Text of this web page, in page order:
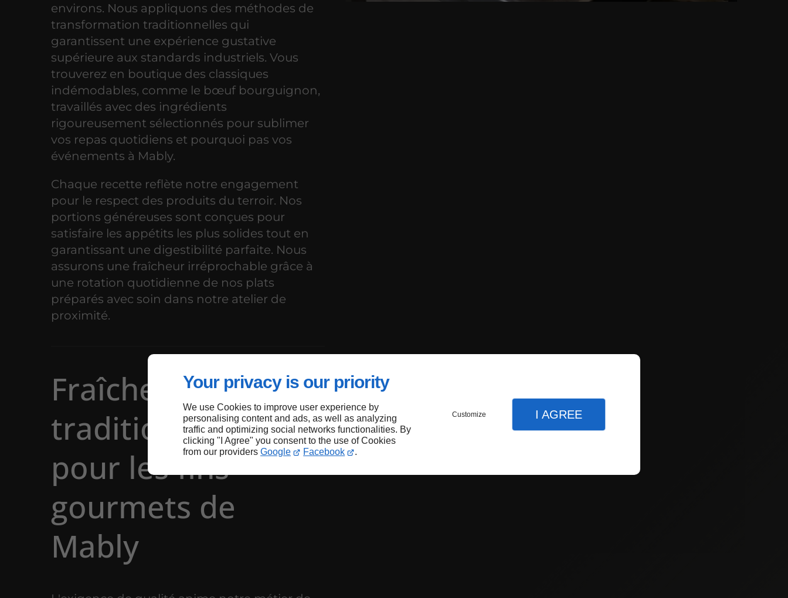
Your privacy is our priority
We use Cookies to improve user experience by
personalising content and ads, as well as analyzing
traffic and optimizing social networks functionalities. By
clicking "I Agree" you consent to the use of Cookies
from our providers Google Facebook .
Customize I AGREE
environs. Nous appliquons des méthodes de
transformation traditionnelles qui
garantissent une expérience gustative
supérieure aux standards industriels. Vous
trouverez en boutique des classiques
indémodables, comme le bœuf bourguignon,
travaillés avec des ingrédients
rigoureusement sélectionnés pour sublimer
vos repas quotidiens et pourquoi pas vos
événements à Mably.
Chaque recette reflète notre engagement
pour le respect des produits du terroir. Nos
portions généreuses sont conçues pour
satisfaire les appétits les plus solides tout en
garantissant une digestibilité parfaite. Nous
assurons une fraîcheur irréprochable grâce à
une rotation quotidienne de nos plats
préparés avec soin dans notre atelier de
proximité.
Fraîcheur et
tradition culinaire
pour les fins
gourmets de
Mably